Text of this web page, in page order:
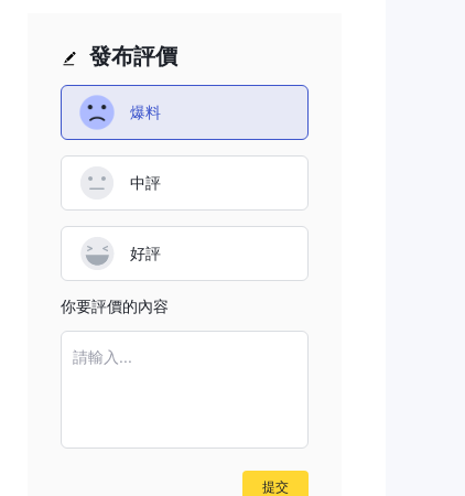
發布評價
爆料
中評
好評
你要評價的內容
請輸入...
提交